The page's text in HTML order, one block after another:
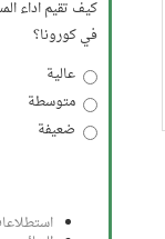
كيف تقيم اداء
في كورونا؟
عالية
متوسطة
ضعيفة